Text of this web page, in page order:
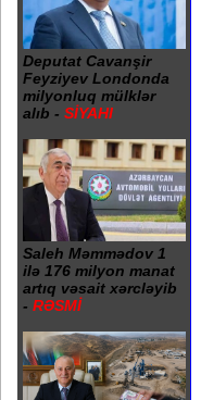
Deputat Cavanşir
Feyziyev Londonda
milyonluq mülklər
alıb - SİYAHI
Saleh Məmmədov 1
ilə 176 milyon manat
artıq vəsait xərcləyib
- RƏSMİ